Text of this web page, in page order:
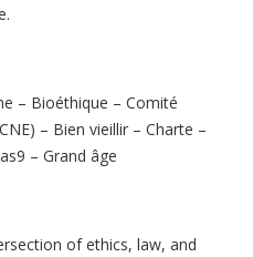
– Bioéthique – Comité
– Bien vieillir – Charte –
– Grand âge
of ethics, law, and